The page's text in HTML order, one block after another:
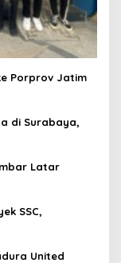
Porprov Jatim
di Surabaya,
Latar
SSC,
United